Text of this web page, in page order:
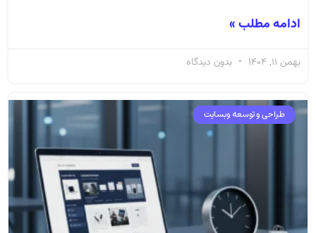
ادامه مطلب »
بهمن 11, 1404 بدون دیدگاه
طراحی و توسعه وبسایت